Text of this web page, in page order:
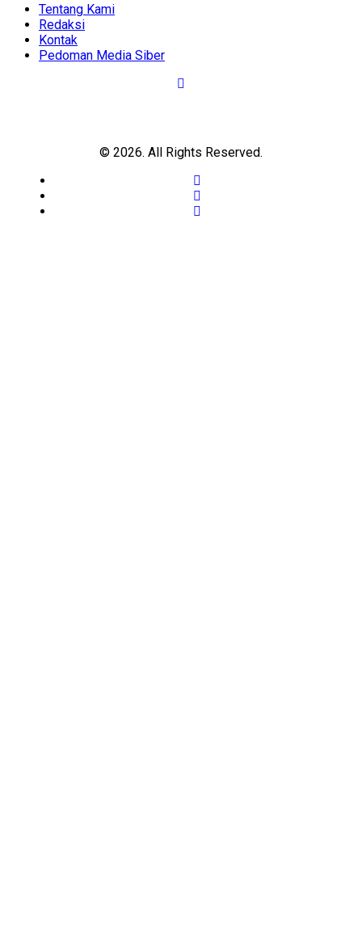
Tentang Kami
Redaksi
Kontak
Pedoman Media Siber
© 2026. All Rights Reserved.